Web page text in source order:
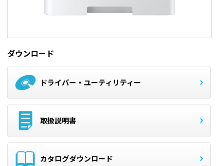
ダウンロード
ドライバー・ユーティリティー
取扱説明書
カタログダウンロード